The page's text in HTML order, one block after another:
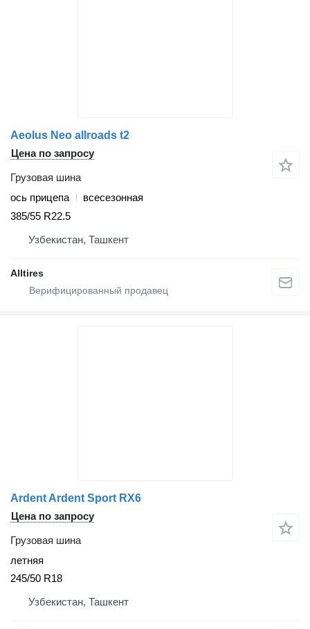
Aeolus Neo allroads t2
Цена по запросу
Грузовая шина
ось прицепа
всесезонная
385/55 R22.5
Узбекистан, Ташкент
Alltires
Ardent Ardent Sport RX6
Цена по запросу
Грузовая шина
летняя
245/50 R18
Узбекистан, Ташкент